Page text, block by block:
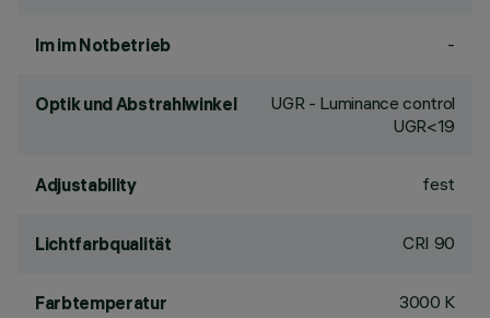
lm im Notbetrieb -
Optik und Abstrahlwinkel
UGR - Luminance control
UGR<19
Adjustability fest
Lichtfarbqualität CRI 90
Farbtemperatur 3000 K